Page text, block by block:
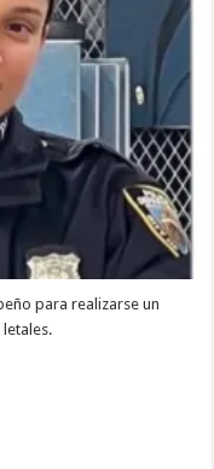
para realizarse un